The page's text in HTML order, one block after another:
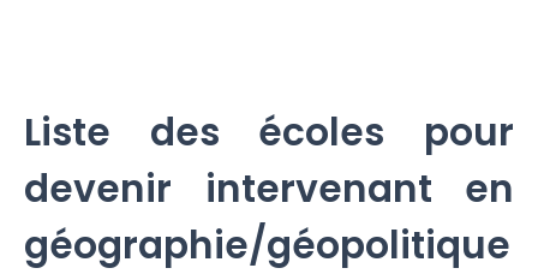
Liste des écoles pour
devenir intervenant en
géographie/géopolitique